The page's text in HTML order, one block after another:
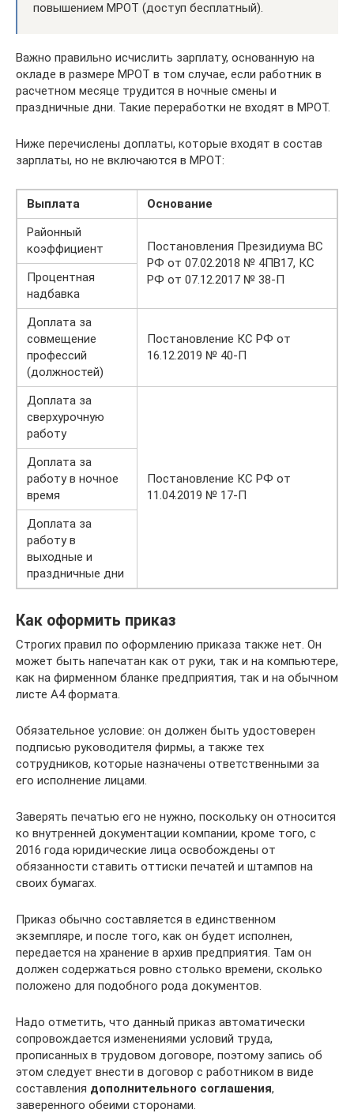
повышением МРОТ (доступ бесплатный).
Важно правильно исчислить зарплату, основанную на
окладе в размере МРОТ в том случае, если работник в
расчетном месяце трудится в ночные смены и
праздничные дни. Такие переработки не входят в МРОТ.
Ниже перечислены доплаты, которые входят в состав
зарплаты, но не включаются в МРОТ:
Выплата
Основание
Районный
коэффициент
Постановления Президиума ВС
РФ от 07.02.2018 № 4ПВ17, КС
РФ от 07.12.2017 № 38-П
Процентная
надбавка
Доплата за
совмещение
профессий
(должностей)
Постановление КС РФ от
16.12.2019 № 40-П
Доплата за
сверхурочную
работу
Постановление КС РФ от
11.04.2019 № 17-П
Доплата за
работу в ночное
время
Доплата за
работу в
выходные и
праздничные дни
Как оформить приказ
Строгих правил по оформлению приказа также нет. Он
может быть напечатан как от руки, так и на компьютере,
как на фирменном бланке предприятия, так и на обычном
листе А4 формата.
Обязательное условие: он должен быть удостоверен
подписью руководителя фирмы, а также тех
сотрудников, которые назначены ответственными за
его исполнение лицами.
Заверять печатью его не нужно, поскольку он относится
ко внутренней документации компании, кроме того, с
2016 года юридические лица освобождены от
обязанности ставить оттиски печатей и штампов на
своих бумагах.
Приказ обычно составляется в единственном
экземпляре, и после того, как он будет исполнен,
передается на хранение в архив предприятия. Там он
должен содержаться ровно столько времени, сколько
положено для подобного рода документов.
Надо отметить, что данный приказ автоматически
сопровождается изменениями условий труда,
прописанных в трудовом договоре, поэтому запись об
этом следует внести в договор с работником в виде
составления дополнительного соглашения,
заверенного обеими сторонами.